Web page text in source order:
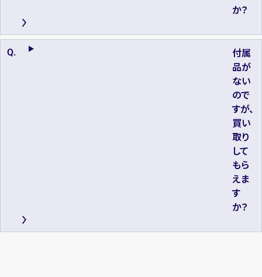
か？
付属
品が
ない
ので
すが、
買い
取り
して
もら
えま
す
か？